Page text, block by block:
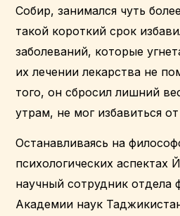
Собир, занимался чуть
такой короткий срок
заболеваний, которые
их лечении лекарства не
того, он сбросил лишний
утрам, не мог избавиться от
Останавливаясь на
психологических аспектах
научный сотрудник отдела
Академии наук